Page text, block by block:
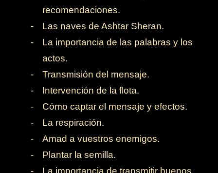
recomendaciones.
-
Las naves de Ashtar Sheran.
-
La importancia de las palabras y los
actos.
-
Transmisión del mensaje.
-
Intervención de la flota.
-
Cómo captar el mensaje y efectos.
-
La respiración.
-
Amad a vuestros enemigos.
-
Plantar la semilla.